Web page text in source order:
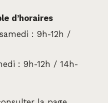
d’horaires
: 9h-12h /
: 9h-12h / 14h-